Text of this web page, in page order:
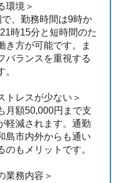
環境＞
、勤務時間は9時か
時15分と短時間のた
き方が可能です。ま
バランスを重視する
トレスが少ない＞
月額50,000円まで支
軽減されます。通勤
島市内外からも通い
もメリットです。
業務内容＞